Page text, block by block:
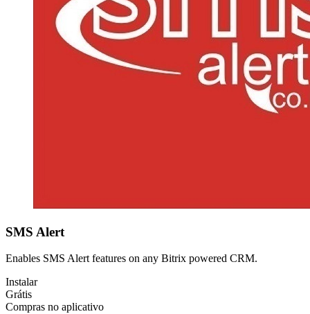
SMS Alert
Enables SMS Alert features on any Bitrix powered CRM.
Instalar
Grátis
Compras no aplicativo